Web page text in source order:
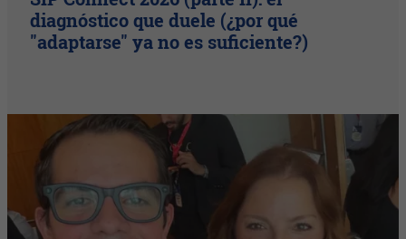
diagnóstico que duele (¿por qué
"adaptarse" ya no es suficiente?)